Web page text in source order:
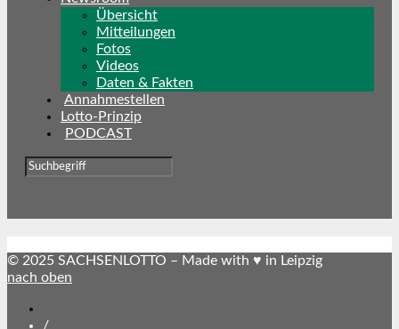
Übersicht
Mitteilungen
Fotos
Videos
Daten & Fakten
Annahmestellen
Lotto-Prinzip
PODCAST
© 2025 SACHSENLOTTO – Made with ♥ in Leipzig
nach oben
abonnieren
/